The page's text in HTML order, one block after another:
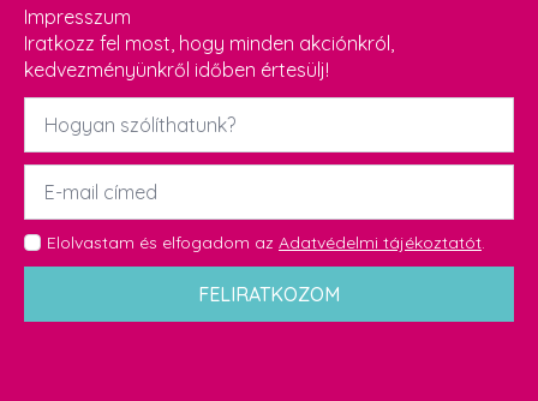
Impresszum
Iratkozz fel most, hogy minden akciónkról,
kedvezményünkről időben értesülj!
Név
Email
GDPR
*
Elolvastam és elfogadom az Adatvédelmi tájékoztatót.
FELIRATKOZOM